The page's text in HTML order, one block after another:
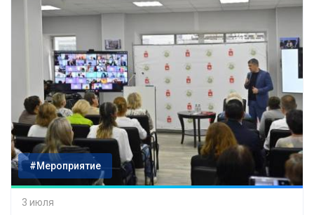
#Мероприятие
3 июля